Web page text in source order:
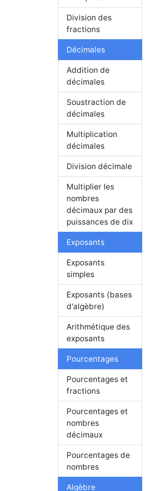
Division des
fractions
Décimales
Addition de
décimales
Soustraction de
décimales
Multiplication
décimales
Division décimale
Multiplier les
nombres
décimaux par des
puissances de dix
Exposants
Exposants
simples
Exposants (bases
d'algèbre)
Arithmétique des
exposants
Pourcentages
Pourcentages et
fractions
Pourcentages et
nombres
décimaux
Pourcentages de
nombres
Algèbre